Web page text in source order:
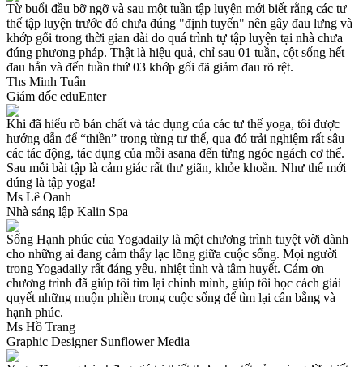
Từ buổi đầu bỡ ngỡ và sau một tuần tập luyện mới biết rằng các tư
thế tập luyện trước đó chưa đúng "định tuyến" nên gây đau lưng và
khớp gối trong thời gian dài do quá trình tự tập luyện tại nhà chưa
đúng phương pháp. Thật là hiệu quả, chỉ sau 01 tuần, cột sống hết
đau hẳn và đến tuần thứ 03 khớp gối đã giảm đau rõ rệt.
Ths Minh Tuấn
Giám đốc eduEnter
Khi đã hiểu rõ bản chất và tác dụng của các tư thế yoga, tôi được
hướng dẫn để “thiền” trong từng tư thế, qua đó trải nghiệm rất sâu
các tác động, tác dụng của mỗi asana đến từng ngóc ngách cơ thể.
Sau mỗi bài tập là cảm giác rất thư giãn, khỏe khoắn. Như thế mới
đúng là tập yoga!
Ms Lê Oanh
Nhà sáng lập Kalin Spa
Sống Hạnh phúc của Yogadaily là một chương trình tuyệt vời dành
cho những ai đang cảm thấy lạc lõng giữa cuộc sống. Mọi người
trong Yogadaily rất đáng yêu, nhiệt tình và tâm huyết. Cám ơn
chương trình đã giúp tôi tìm lại chính mình, giúp tôi học cách giải
quyết những muộn phiền trong cuộc sống để tìm lại cân bằng và
hạnh phúc.
Ms Hồ Trang
Graphic Designer Sunflower Media